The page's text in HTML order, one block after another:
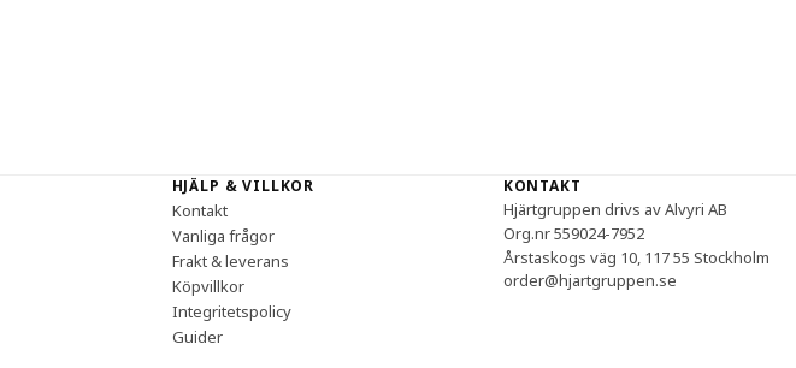
HJÄLP & VILLKOR
Kontakt
Vanliga frågor
Frakt & leverans
Köpvillkor
Integritetspolicy
Guider
KONTAKT
Hjärtgruppen drivs av Alvyri AB
Org.nr 559024-7952
Årstaskogs väg 10, 117 55 Stockholm
order@hjartgruppen.se